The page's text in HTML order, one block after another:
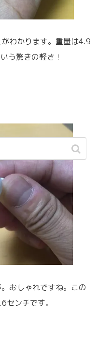
わかります。重量は4.9
う驚きの軽さ！
おしゃれですね。この
ンチです。